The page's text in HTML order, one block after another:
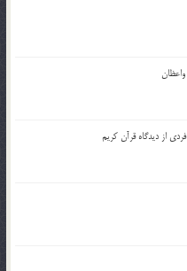
از ديدگاه قرآن كريم